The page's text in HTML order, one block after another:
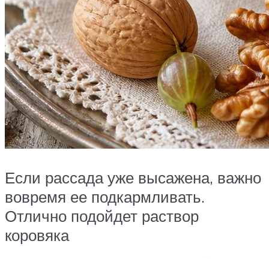
Если рассада уже высажена, важно
вовремя ее подкармливать.
Отлично подойдет раствор
коровяка